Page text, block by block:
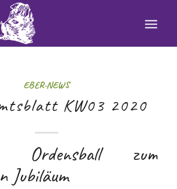
EBER-NEWS
KW03 2020
Ordensball zum
Jubiläum